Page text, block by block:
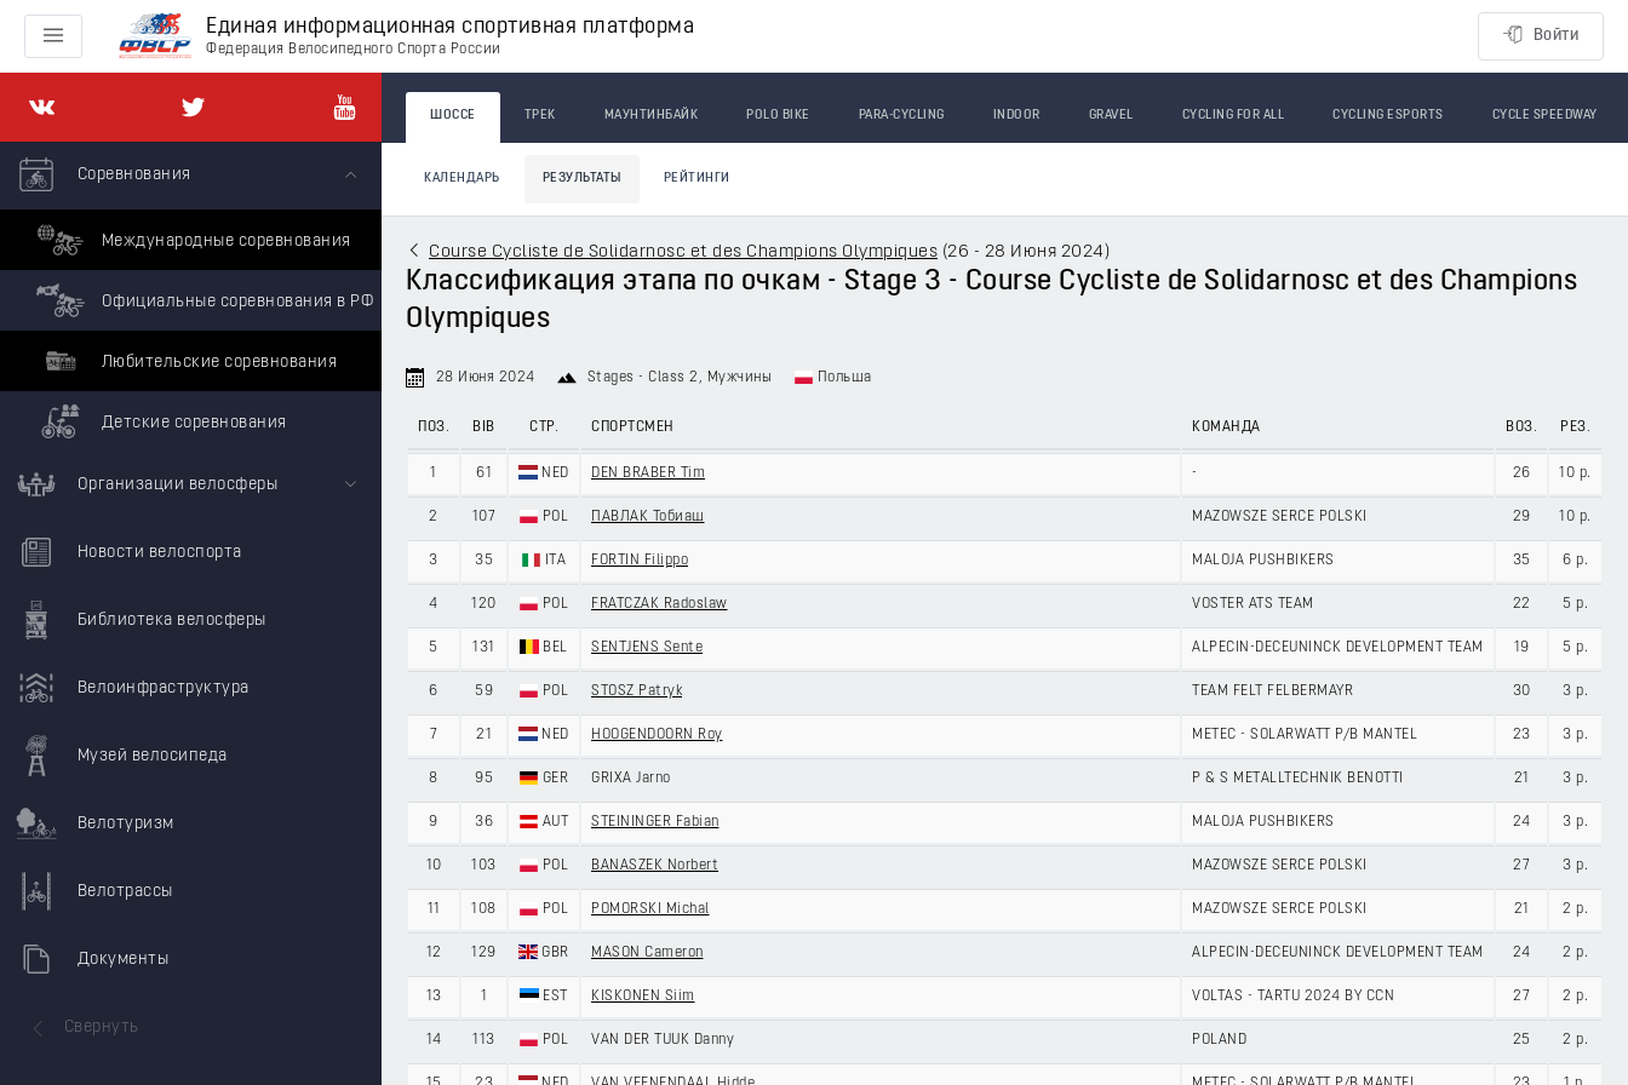
Единая информационная спортивная платформа
Федерация Велосипедного Спорта России
Войти
Соревнования
Международные соревнования
Официальные соревнования в РФ
Любительские соревнования
Детские соревнования
Организации велосферы
Новости велоспорта
Библиотека велосферы
Велоинфраструктура
Музей велосипеда
Велотуризм
Велотрассы
Документы
Свернуть
ШОССЕ ТРЕК МАУНТИНБАЙК POLO BIKE PARA-CYCLING INDOOR GRAVEL CYCLING FOR ALL CYCLING ESPORTS CYCLE SPEEDWAY
КАЛЕНДАРЬ РЕЗУЛЬТАТЫ РЕЙТИНГИ
Course Cycliste de Solidarnosc et des Champions Olympiques (26 - 28 Июня 2024 )
Классификация этапа по очкам - Stage 3 - Course Cycliste de Solidarnosc et des Champions
Olympiques
28 Июня 2024 Stages - Class 2 , Мужчины Польша
ПОЗ. BIB СТР. СПОРТСМЕН КОМАНДА ВОЗ. РЕЗ.
1 61 NED DEN BRABER Tim - 26 10 p.
2 107 POL ПАВЛАК Тобиаш MAZOWSZE SERCE POLSKI 29 10 p.
3 35 ITA FORTIN Filippo MALOJA PUSHBIKERS 35 6 p.
4 120 POL FRATCZAK Radoslaw VOSTER ATS TEAM 22 5 p.
5 131 BEL SENTJENS Sente ALPECIN-DECEUNINCK DEVELOPMENT TEAM 19 5 p.
6 59 POL STOSZ Patryk TEAM FELT FELBERMAYR 30 3 p.
7 21 NED HOOGENDOORN Roy METEC - SOLARWATT P/B MANTEL 23 3 p.
8 95 GER GRIXA Jarno P & S METALLTECHNIK BENOTTI 21 3 p.
9 36 AUT STEININGER Fabian MALOJA PUSHBIKERS 24 3 p.
10 103 POL BANASZEK Norbert MAZOWSZE SERCE POLSKI 27 3 p.
11 108 POL POMORSKI Michal MAZOWSZE SERCE POLSKI 21 2 p.
12 129 GBR MASON Cameron ALPECIN-DECEUNINCK DEVELOPMENT TEAM 24 2 p.
13 1 EST KISKONEN Siim VOLTAS - TARTU 2024 BY CCN 27 2 p.
14 113 POL VAN DER TUUK Danny POLAND 25 2 p.